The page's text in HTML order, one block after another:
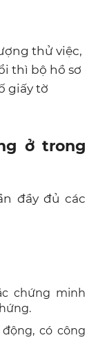
thử việc,
thì bộ hồ sơ
giấy tờ
ở trong
đầy đủ các
chứng minh
có công